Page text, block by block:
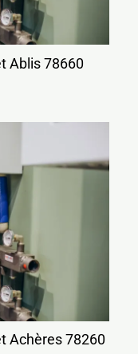
Ablis 78660
Achères 78260